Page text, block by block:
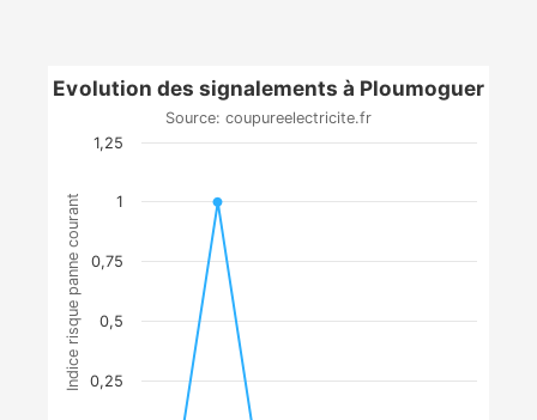
Indice risque panne courant
Evolution des signalements à Ploumoguer
Source: coupureelectricite.fr
0,25
0,5
0,75
1
1,25